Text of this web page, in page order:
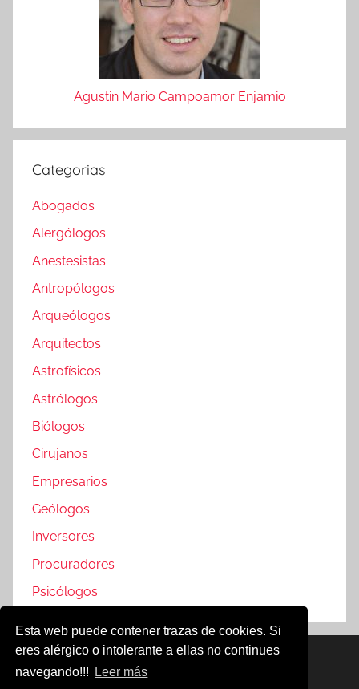
Esta web puede contener trazas de cookies. Si
eres alérgico o intolerante a ellas no continues
navegando!!!
Leer más
Agustin Mario Campoamor Enjamio
Categorias
Abogados
Alergólogos
Anestesistas
Antropólogos
Arqueólogos
Arquitectos
Astrofísicos
Astrólogos
Biólogos
Cirujanos
Empresarios
Geólogos
Inversores
Procuradores
Psicólogos
Famosos @2019